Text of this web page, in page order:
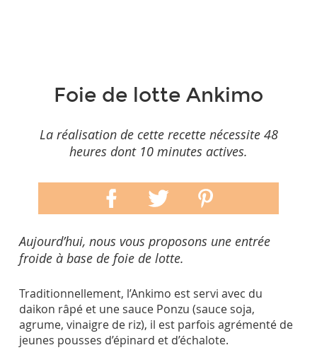
Foie de lotte Ankimo
La réalisation de cette recette nécessite 48
heures dont 10 minutes actives.
Aujourd’hui, nous vous proposons une entrée
froide à base de foie de lotte.
Traditionnellement, l’Ankimo est servi avec du
daikon râpé et une sauce Ponzu (sauce soja,
agrume, vinaigre de riz), il est parfois agrémenté de
jeunes pousses d’épinard et d’échalote.